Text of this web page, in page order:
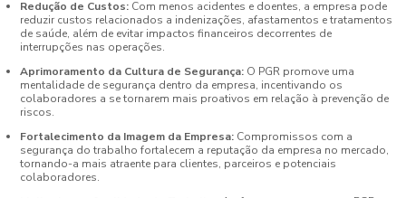
Redução de Custos: Com menos acidentes e doentes, a empresa pode
reduzir custos relacionados a indenizações, afastamentos e tratamentos
de saúde, além de evitar impactos financeiros decorrentes de
interrupções nas operações.
Aprimoramento da Cultura de Segurança: O PGR promove uma
mentalidade de segurança dentro da empresa, incentivando os
colaboradores a se tornarem mais proativos em relação à prevenção de
riscos.
Fortalecimento da Imagem da Empresa: Compromissos com a
segurança do trabalho fortalecem a reputação da empresa no mercado,
tornando-a mais atraente para clientes, parceiros e potenciais
colaboradores.